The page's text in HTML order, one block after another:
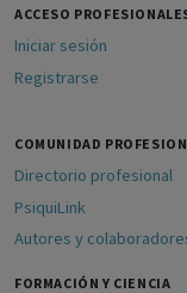
ACCESO
Iniciar sesión
Registrarse
COMUNIDAD
Directorio profesional
PsiquiLink
Autores y
FORMACIÓN Y CIENCIA